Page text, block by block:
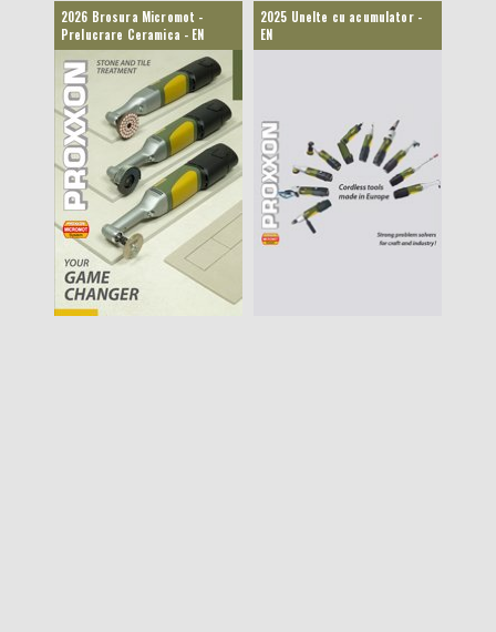
2026 Brosura Micromot -
Prelucrare Ceramica - EN
2025 Unelte cu acumulator -
EN